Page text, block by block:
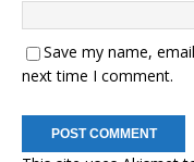
Save my name,
next time I comment.